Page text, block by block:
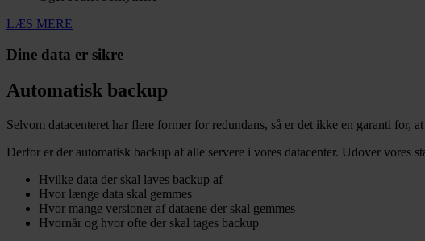
LÆS MERE
Dine data er sikre
Automatisk backup
Selvom datacenteret har flere former for redundans, så er det ikke en garanti for,
Derfor er der automatisk backup af alle servere i vores datacenter. Udover vores
Hvilke data der skal laves backup af
Hvor længe data skal gemmes
Hvor mange versioner af dataene der skal gemmes
Hvornår og hvor ofte der skal tages backup